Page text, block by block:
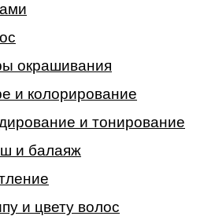
окрашивания
и колорирование
и тонирование
и балаяж
и цвету волос